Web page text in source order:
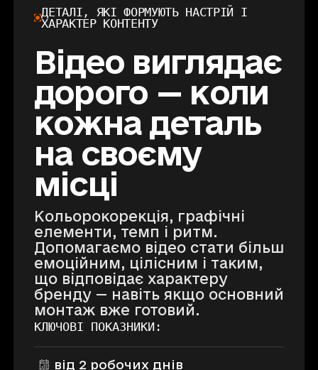
ДЕТАЛІ, ЯКІ ФОРМУЮТЬ НАСТРІЙ І
ХАРАКТЕР КОНТЕНТУ
Відео виглядає
дорого — коли
кожна деталь
на своєму
місці
Кольорокорекція, графічні
елементи, темп і ритм.
Допомагаємо відео стати більш
емоційним, цілісним і таким,
що відповідає характеру
бренду — навіть якщо основний
монтаж вже готовий.
КЛЮЧОВІ ПОКАЗНИКИ:
від 2 робочих днів